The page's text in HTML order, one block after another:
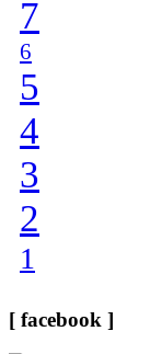
7
6
5
4
3
2
1
[ facebook ]